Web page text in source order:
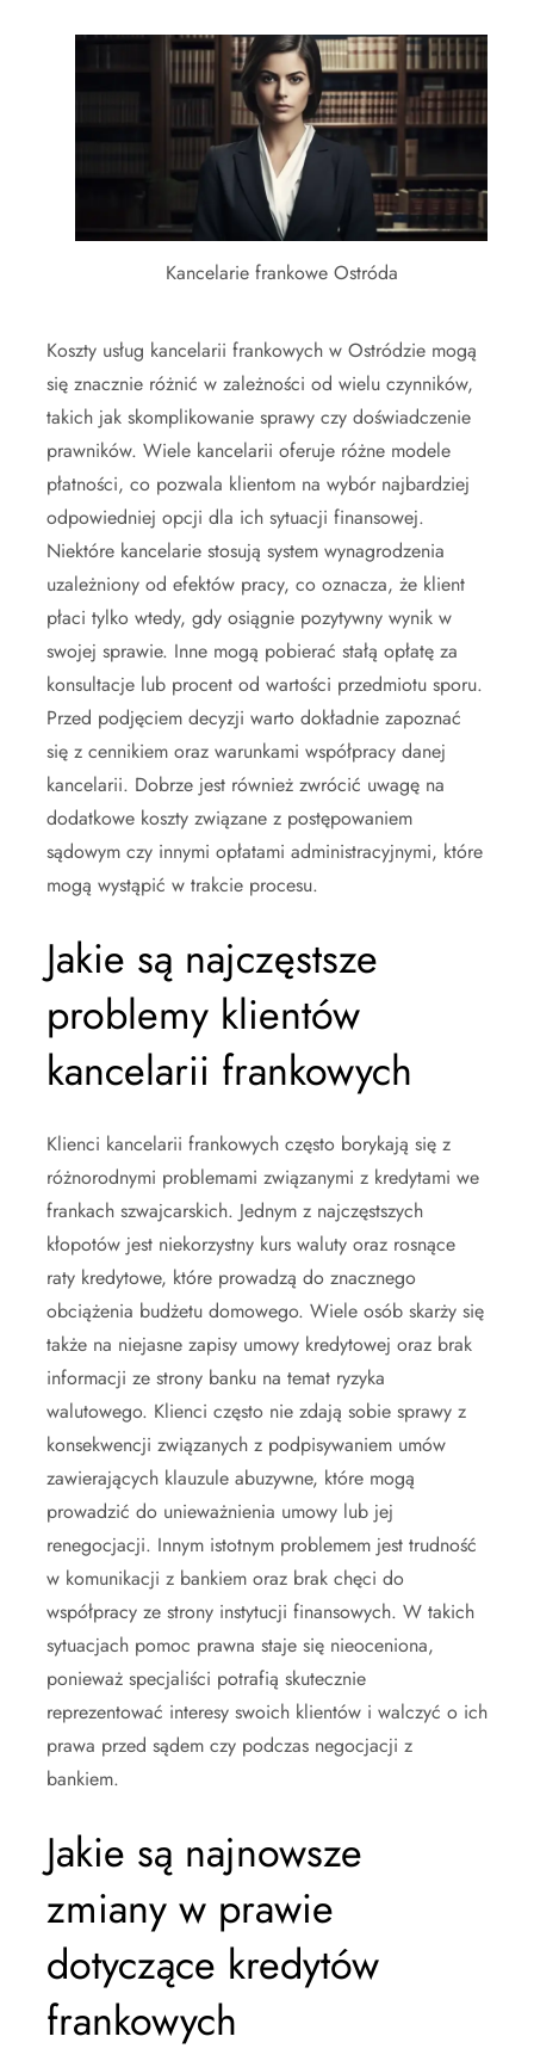
Kancelarie frankowe Ostróda
Koszty usług kancelarii frankowych w Ostródzie mogą
się znacznie różnić w zależności od wielu czynników,
takich jak skomplikowanie sprawy czy doświadczenie
prawników. Wiele kancelarii oferuje różne modele
płatności, co pozwala klientom na wybór najbardziej
odpowiedniej opcji dla ich sytuacji finansowej.
Niektóre kancelarie stosują system wynagrodzenia
uzależniony od efektów pracy, co oznacza, że klient
płaci tylko wtedy, gdy osiągnie pozytywny wynik w
swojej sprawie. Inne mogą pobierać stałą opłatę za
konsultacje lub procent od wartości przedmiotu sporu.
Przed podjęciem decyzji warto dokładnie zapoznać
się z cennikiem oraz warunkami współpracy danej
kancelarii. Dobrze jest również zwrócić uwagę na
dodatkowe koszty związane z postępowaniem
sądowym czy innymi opłatami administracyjnymi, które
mogą wystąpić w trakcie procesu.
Jakie są najczęstsze
problemy klientów
kancelarii frankowych
Klienci kancelarii frankowych często borykają się z
różnorodnymi problemami związanymi z kredytami we
frankach szwajcarskich. Jednym z najczęstszych
kłopotów jest niekorzystny kurs waluty oraz rosnące
raty kredytowe, które prowadzą do znacznego
obciążenia budżetu domowego. Wiele osób skarży się
także na niejasne zapisy umowy kredytowej oraz brak
informacji ze strony banku na temat ryzyka
walutowego. Klienci często nie zdają sobie sprawy z
konsekwencji związanych z podpisywaniem umów
zawierających klauzule abuzywne, które mogą
prowadzić do unieważnienia umowy lub jej
renegocjacji. Innym istotnym problemem jest trudność
w komunikacji z bankiem oraz brak chęci do
współpracy ze strony instytucji finansowych. W takich
sytuacjach pomoc prawna staje się nieoceniona,
ponieważ specjaliści potrafią skutecznie
reprezentować interesy swoich klientów i walczyć o ich
prawa przed sądem czy podczas negocjacji z
bankiem.
Jakie są najnowsze
zmiany w prawie
dotyczące kredytów
frankowych